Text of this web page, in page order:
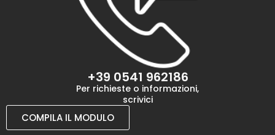
+39 0541 962186
Per richieste o informazioni,
scrivici
COMPILA IL MODULO